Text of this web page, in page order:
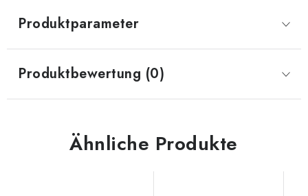
Produktparameter
Produktbewertung (0)
Ähnliche Produkte